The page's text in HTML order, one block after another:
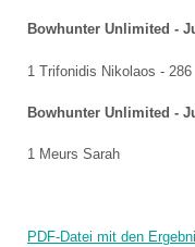
Bowhunter Unlimited -
1 Trifonidis Nikolaos - 286
Bowhunter Unlimited -
1 Meurs Sarah
PDF-Datei mit den